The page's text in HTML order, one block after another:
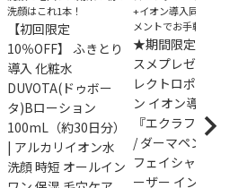
洗顔はこれ1本！
【初回限定
10％OFF】 ふきとり
導入 化粧水
DUVOTA(ドゥボー
タ)Bローション
100mL（約30日分）
| アルカリイオン水
洗顔 時短 オールイン
+イオン導入同時トリ
メントでお手軽美肌
★期間限定★導入
スメプレゼント！
レクトロポレーシ
ン イオン導入 美
『エクラフレーズ
/ ダーマペン フォ
フェイシャル ピ
ーザー インディ